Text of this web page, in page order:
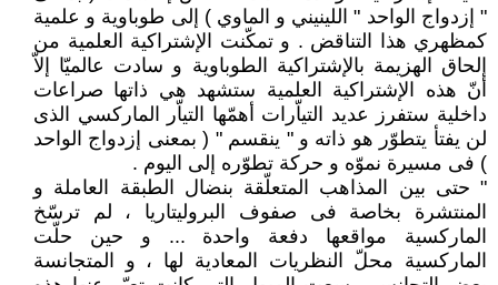
" إزدواج الواحد " اللينيني و الماوي ) إلى طوباوية و علمية
كمظهري هذا التناقض . و تمكّنت الإشتراكية العلمية من
إلحاق الهزيمة بالإشتراكية الطوباوية و سادت عالميّا إلاّ
أنّ هذه الإشتراكية العلمية ستشهد هي ذاتها صراعات
داخلية ستفرز عديد التياّرات أهمّها التياّر الماركسي الذى
لن يفتأ يتطوّر هو ذاته و " ينقسم " ( بمعنى إزدواج الواحد
) فى مسيرة نموّه و حركة تطوّره إلى اليوم .
" حتى بين المذاهب المتعلّقة بنضال الطبقة العاملة و
المنتشرة بخاصة فى صفوف البروليتاريا ، لم ترسّخ
الماركسية مواقعها دفعة واحدة ... و حين حلّت
الماركسية محلّ النظريات المعادية لها ، و المتجانسة